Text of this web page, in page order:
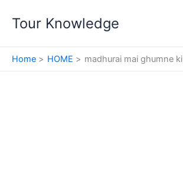
Tour Knowledge
Home HOME madhurai mai ghumne